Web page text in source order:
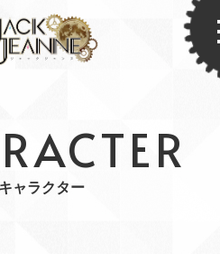
キャラクター